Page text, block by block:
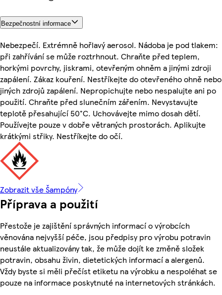
Bezpečnostní informace
Nebezpečí. Extrémně hořlavý aerosol. Nádoba je pod tlakem:
při zahřívání se může roztrhnout. Chraňte před teplem,
horkými povrchy, jiskrami, otevřeným ohněm a jinými zdroji
zapálení. Zákaz kouření. Nestříkejte do otevřeného ohně nebo
jiných zdrojů zapálení. Nepropichujte nebo nespalujte ani po
použití. Chraňte před slunečním zářením. Nevystavujte
teplotě přesahující 50°C. Uchovávejte mimo dosah dětí.
Používejte pouze v dobře větraných prostorách. Aplikujte
krátkými střiky. Nestříkejte do očí.
Zobrazit vše Šampóny
Příprava a použití
Přestože je zajištění správných informací o výrobcích
věnována nejvyšší péče, jsou předpisy pro výrobu potravin
neustále aktualizovány tak, že může dojít ke změně složek
potravin, obsahu živin, dietetických informací a alergenů.
Vždy byste si měli přečíst etiketu na výrobku a nespoléhat se
pouze na informace poskytnuté na internetových stránkách.